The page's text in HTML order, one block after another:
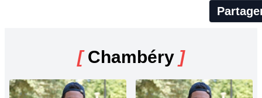
[Chambéry ]